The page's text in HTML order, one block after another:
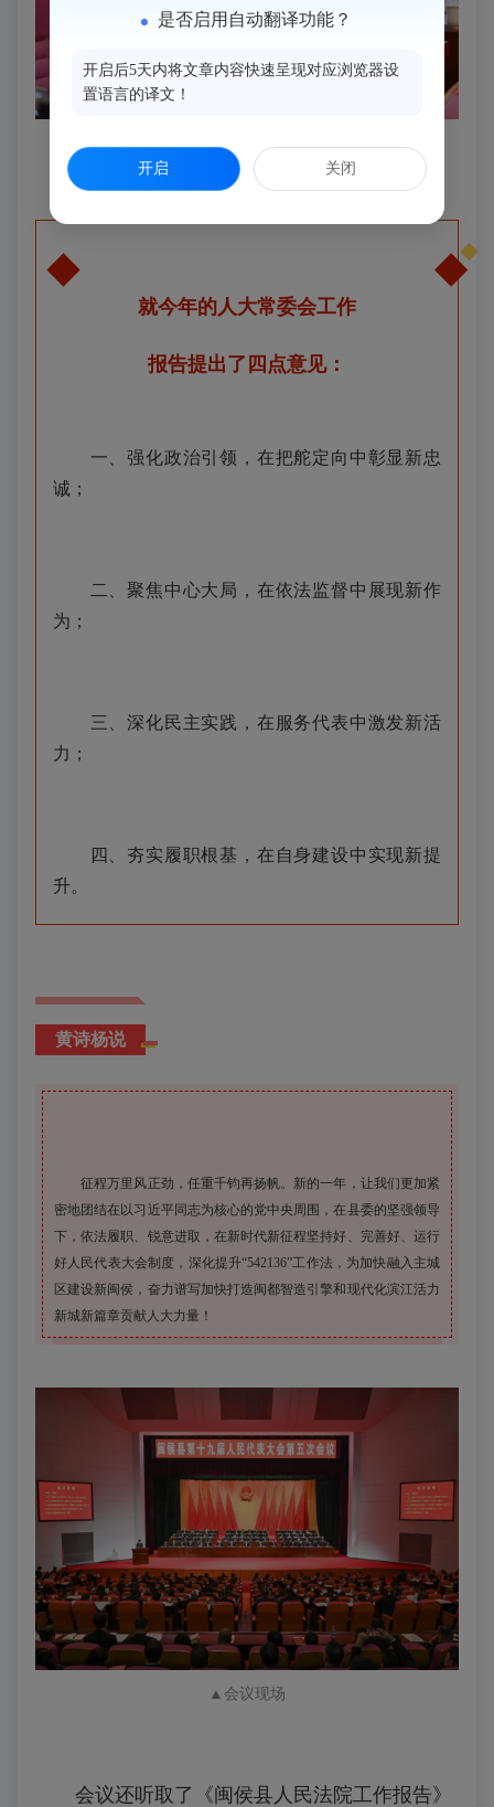
就今年的人大常委会工作
报告提出了四点意见：
一、强化政治引领，在把舵定向中彰显新忠
诚；
二、聚焦中心大局，在依法监督中展现新作
为；
三、深化民主实践，在服务代表中激发新活
力；
四、夯实履职根基，在自身建设中实现新提
升。
黄诗杨说
征程万里风正劲，任重千钧再扬帆。新的一年，让我们更加紧
密地团结在以习近平同志为核心的党中央周围，在县委的坚强领导
下，依法履职、锐意进取，在新时代新征程坚持好、完善好、运行
好人民代表大会制度，深化提升“542136”工作法，为加快融入主城
区建设新闽侯，奋力谱写加快打造闽都智造引擎和现代化滨江活力
新城新篇章贡献人大力量！
▲会议现场
会议还听取了《闽侯县人民法院工作报告》
是否启用自动翻译功能？
开启后5天内将文章内容快速呈现对应浏览器设
置语言的译文！
开启 关闭